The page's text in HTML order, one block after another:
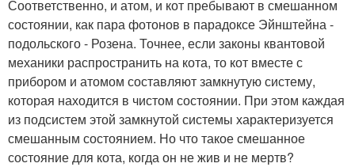
Соответственно, и атом, и кот пребывают в смешанном
состоянии, как пара фотонов в парадоксе Эйнштейна -
подольского - Розена. Точнее, если законы квантовой
механики распространить на кота, то кот вместе с
прибором и атомом составляют замкнутую систему,
которая находится в чистом состоянии. При этом каждая
из подсистем этой замкнутой системы характеризуется
смешанным состоянием. Но что такое смешанное
состояние для кота, когда он не жив и не мертв?